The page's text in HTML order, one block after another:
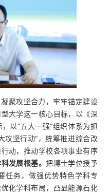
聚攻坚合力，牢牢锚定建设
大学这一核心目标，以《深
以“五大一强”组织体系为抓
攻坚行动”，统筹推进综合改
动，推动学校各项事业有序
发展根基。把博士学位授予
任务，做强优势特色学科专
化学科布局，凸显能源石化